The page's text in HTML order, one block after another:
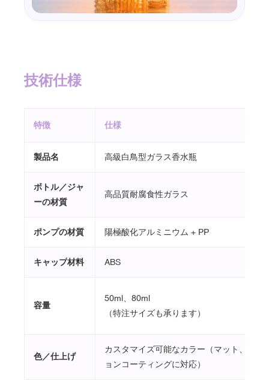
技術仕様
特徴 仕様
製品名 高級白鳥型ガラス香水瓶
ボトル／ジャ
ーの材質
高品質耐腐食性ガラス
ポンプの材質 陽極酸化アルミニウム + PP
キャップ材料 ABS
容量
50ml、80ml
（特注サイズも承ります）
色／仕上げ
カスタマイズ可能なカラー（マット、光沢
ョンコーティングに対応）